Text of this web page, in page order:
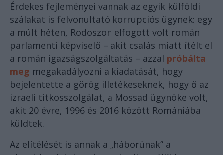
Érdekes fejleményei vannak az egyik külföldi
szálakat is felvonultató korrupciós ügynek: egy
a múlt héten, Rodoszon elfogott volt román
parlamenti képviselő – akit csalás miatt ítélt el
a román igazságszolgáltatás – azzal próbálta
meg megakadályozni a kiadatását, hogy
bejelentette a görög illetékeseknek, hogy ő az
izraeli titkosszolgálat, a Mossad ügynöke volt,
akit 20 évre, 1996 és 2016 között Romániába
küldtek.
Az elítélését is annak a „háborúnak” a